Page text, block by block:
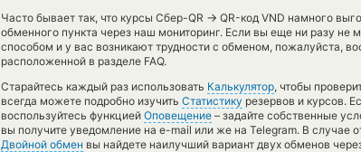
Часто бывает так, что курсы Сбер-QR → QR-код VND намного
обменного пункта через наш мониторинг. Если вы еще ни разу не
способом и у вас возникают трудности с обменом, пожалуйста,
расположенной в разделе FAQ.
Старайтесь каждый раз использовать Калькулятор, чтобы
всегда можете подробно изучить Статистику резервов и курсов.
воспользуйтесь функцией Оповещение – задайте собственные
вы получите уведомление на e-mail или же на Telegram. В случае
Двойной обмен вы найдете наилучший вариант двух обменов